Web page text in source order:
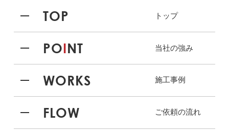
TOP
トップ
POINT 当社の強み
WORKS 施工事例
FLOW ご依頼の流れ